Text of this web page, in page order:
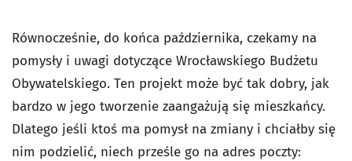
Równocześnie, do końca października, czekamy na
pomysły i uwagi dotyczące Wrocławskiego Budżetu
Obywatelskiego. Ten projekt może być tak dobry, jak
bardzo w jego tworzenie zaangażują się mieszkańcy.
Dlatego jeśli ktoś ma pomysł na zmiany i chciałby się
nim podzielić, niech prześle go na adres poczty: